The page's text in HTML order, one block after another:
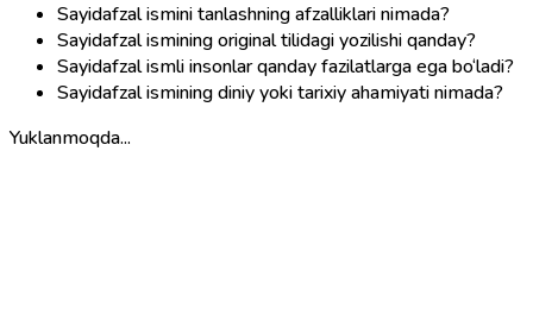
Sayidafzal ismini tanlashning afzalliklari nimada?
Sayidafzal ismining original tilidagi yozilishi qanday?
Sayidafzal ismli insonlar qanday fazilatlarga ega bo‘ladi?
Sayidafzal ismining diniy yoki tarixiy ahamiyati nimada?
Yuklanmoqda...